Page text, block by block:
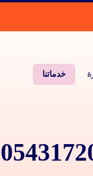
خدماتنا